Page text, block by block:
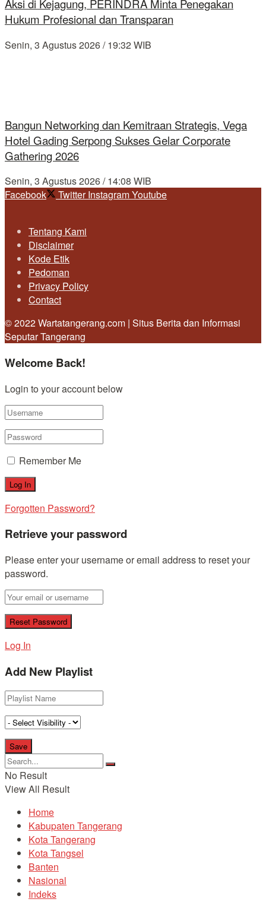
Aksi di Kejagung, PERINDRA Minta Penegakan
Hukum Profesional dan Transparan
Senin, 3 Agustus 2026 / 19:32 WIB
Bangun Networking dan Kemitraan Strategis, Vega
Hotel Gading Serpong Sukses Gelar Corporate
Gathering 2026
Senin, 3 Agustus 2026 / 14:08 WIB
Facebook
Twitter InstagramYoutube
Tentang Kami
Disclaimer
Kode Etik
Pedoman
Privacy Policy
Contact
© 2022 Wartatangerang.com | Situs Berita dan Informasi
Seputar Tangerang
Welcome Back!
Login to your account below
Remember Me
Forgotten Password?
Retrieve your password
Please enter your username or email address to reset your
password.
Log In
Add New Playlist
No Result
View All Result
Home
Kabupaten Tangerang
Kota Tangerang
Kota Tangsel
Banten
Nasional
Indeks